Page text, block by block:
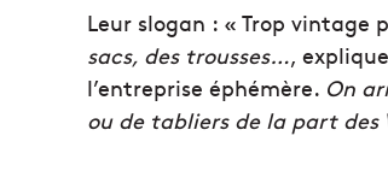
Leur slogan : « Trop vintage
sacs, des trousses…,
l’entreprise éphémère. On
ou de tabliers de la part des